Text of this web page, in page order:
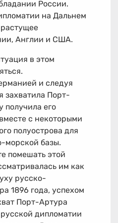
России.
на Дальнем
Англии и США.
в этом
и следуя
захватила Порт-
получила его
с некоторыми
полуострова для
морской базы.
помешать этой
им как
русско-
1896 года, успехом
Порт-Артура
дипломатии